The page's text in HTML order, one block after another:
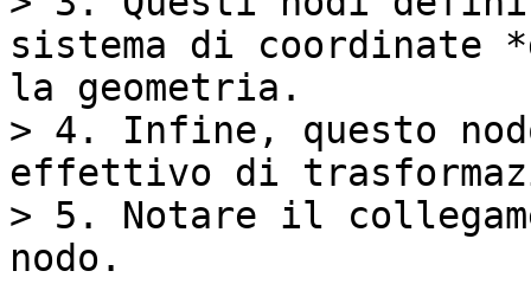
sistema di coordinate
la geometria.
> 4. Infine, questo
effettivo di
> 5. Notare il
nodo.